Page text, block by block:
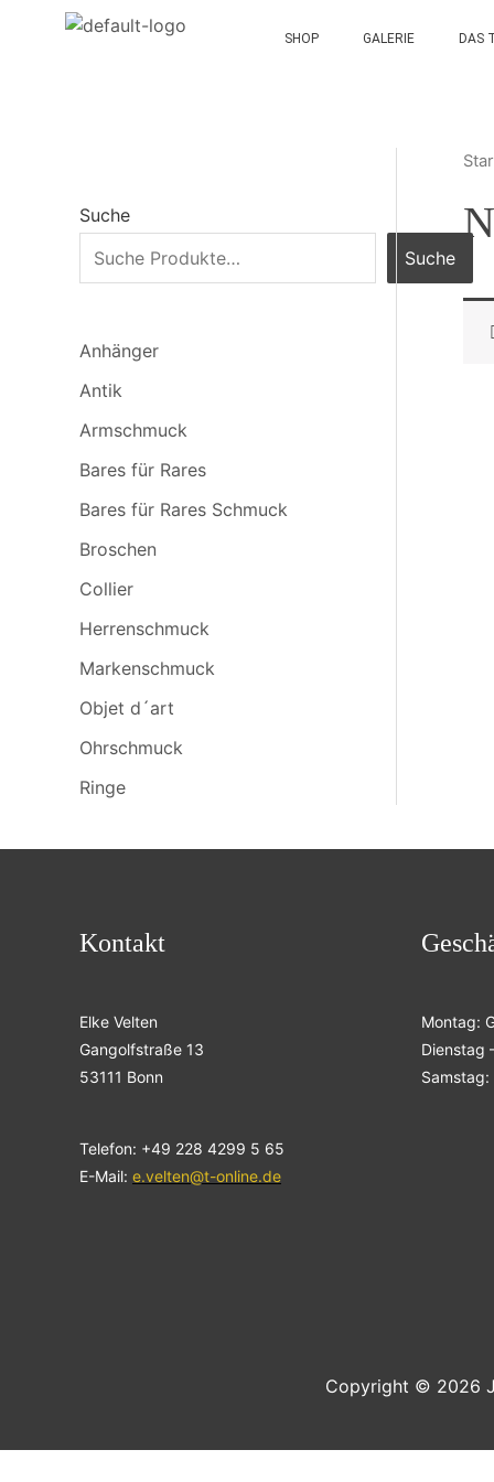
SHOP GALERIE DAS
Suche
Suche
Anhänger
Antik
Armschmuck
Bares für Rares
Bares für Rares Schmuck
Broschen
Collier
Herrenschmuck
Markenschmuck
Objet d´art
Ohrschmuck
Ringe
Kontakt
Elke Velten
Gangolfstraße 13
53111 Bonn
Telefon: +49 228 4299 5 65
E-Mail: e.velten@t-online.de
Montag:
Dienstag
Copyright © 2026